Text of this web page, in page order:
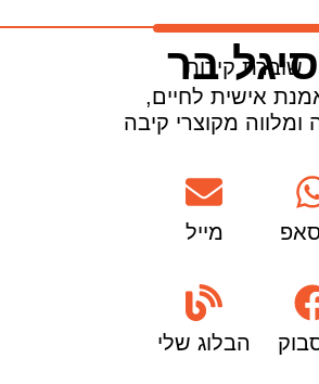
סיגל בר
שוברת קירות
אישית לחיים,
ומלווה מקוצרי קיבה
מייל
הבלוג שלי